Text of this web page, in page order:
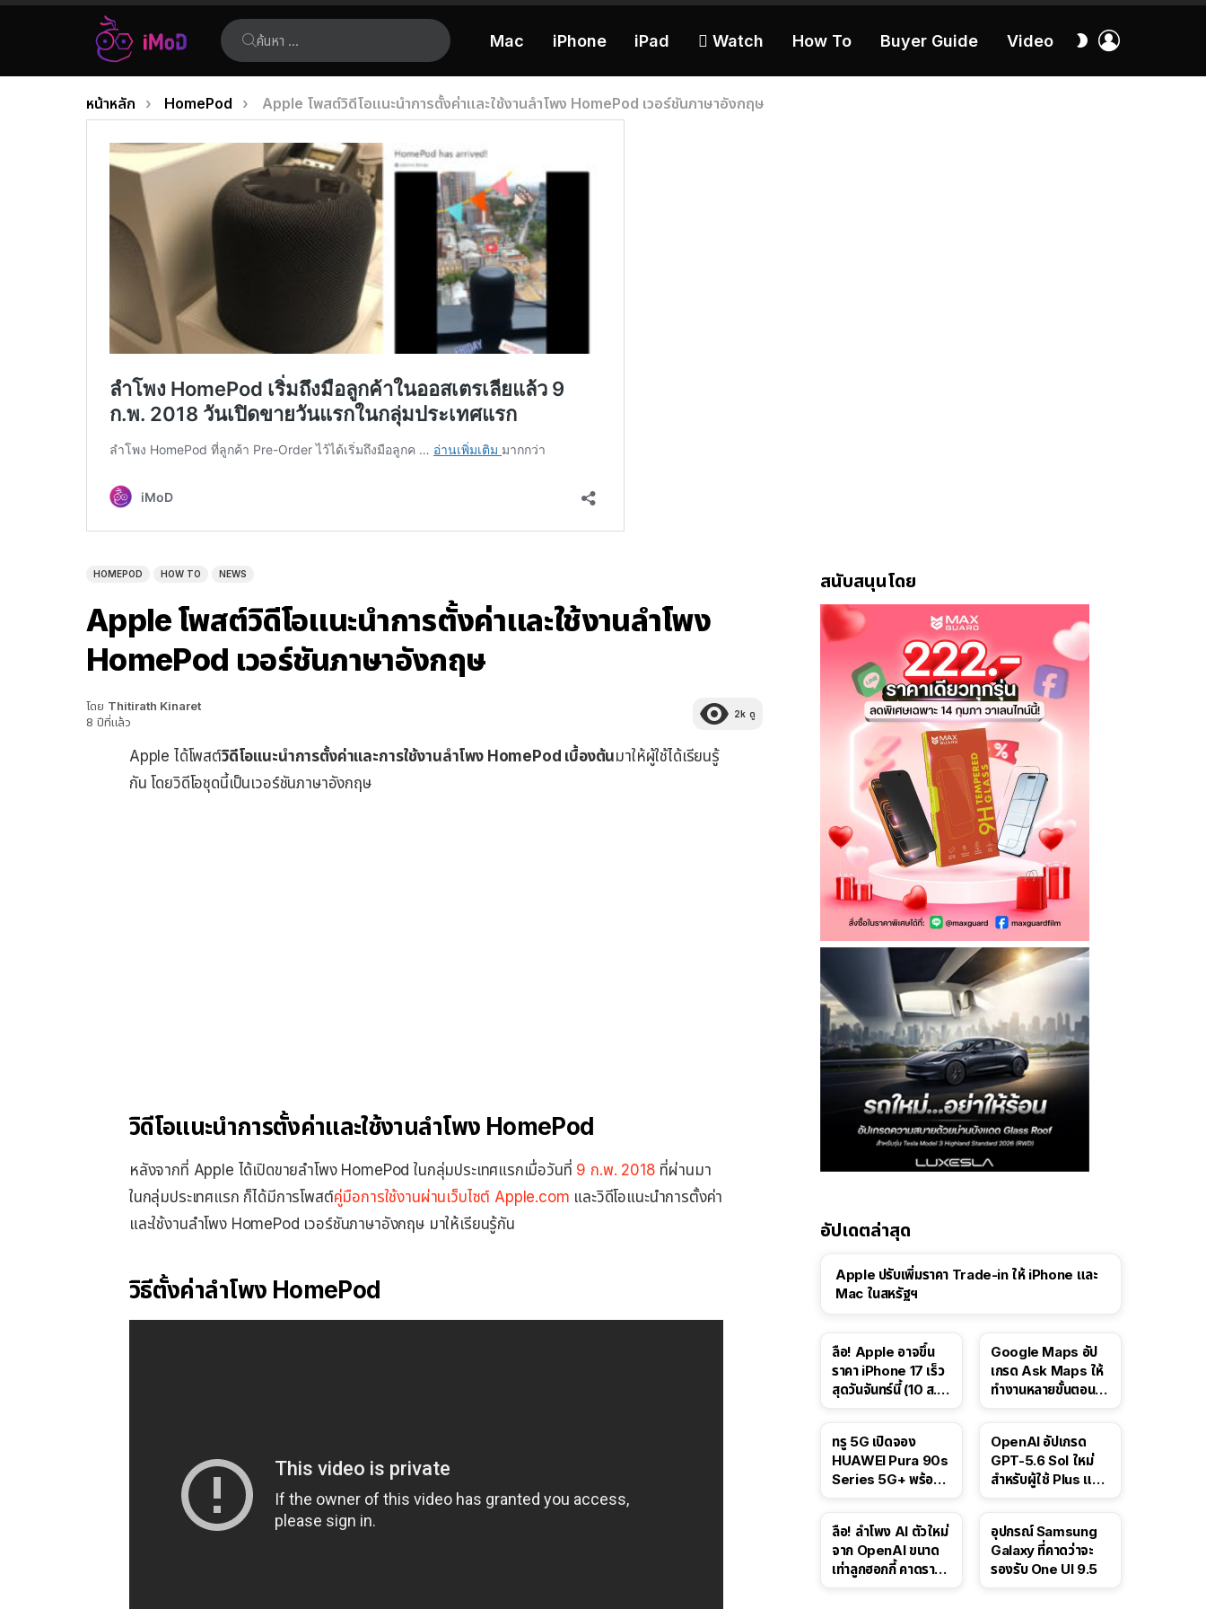
ค้นหา:
Mac iPhone iPad  Watch How To Buyer Guide Video
สลับ
เรื่อง
ล่าสุด
คุณอยู่ที่นี่:
หน้าหลัก HomePod Apple โพสต์วิดีโอแนะนำการตั้งค่าและใช้งานลำโพง HomePod เวอร์ชันภาษาอังกฤษ
HOMEPOD HOW TO NEWS
Apple โพสต์วิดีโอแนะนำการตั้งค่าและใช้งานลำโพง
HomePod เวอร์ชันภาษาอังกฤษ
โดย Thitirath Kinaret
8 ปีที่แล้ว
2k ดู
Apple ได้โพสต์วิดีโอแนะนำการตั้งค่าและการใช้งานลำโพง HomePod เบื้องต้นมาให้ผู้ใช้ได้เรียนรู้
กัน โดยวิดีโอชุดนี้เป็นเวอร์ชันภาษาอังกฤษ
วิดีโอแนะนำการตั้งค่าและใช้งานลำโพง HomePod
หลังจากที่ Apple ได้เปิดขายลำโพง HomePod ในกลุ่มประเทศแรกเมื่อวันที่ 9 ก.พ. 2018 ที่ผ่านมา
ในกลุ่มประเทศแรก ก็ได้มีการโพสต์คู่มือการใช้งานผ่านเว็บไซต์ Apple.com และวิดีโอแนะนำการตั้งค่า
และใช้งานลำโพง HomePod เวอร์ชันภาษาอังกฤษ มาให้เรียนรู้กัน
วิธีตั้งค่าลำโพง HomePod
สนับสนุนโดย
อัปเดตล่าสุด
Apple ปรับเพิ่มราคา Trade-in ให้ iPhone และ
Mac ในสหรัฐฯ
ลือ! Apple อาจขึ้น
ราคา iPhone 17 เร็ว
สุดวันจันทร์นี้ (10 ส.ค.
Google Maps อัป
เกรด Ask Maps ให้
ทำงานหลายขั้นตอนได้
สาธารณะ
ทรู 5G เปิดจอง
HUAWEI Pura 90s
Series 5G+ พร้อม
OpenAI อัปเกรด
GPT-5.6 Sol ใหม่
สำหรับผู้ใช้ Plus และ
ลือ! ลำโพง AI ตัวใหม่
จาก OpenAI ขนาด
เท่าลูกฮอกกี้ คาดราคา
อุปกรณ์ Samsung
Galaxy ที่คาดว่าจะ
รองรับ One UI 9.5